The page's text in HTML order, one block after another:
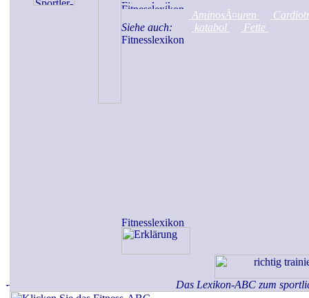
Siehe auch:
AminosÃ¤uren
katabol
Fette
Das Lexikon-ABC zum